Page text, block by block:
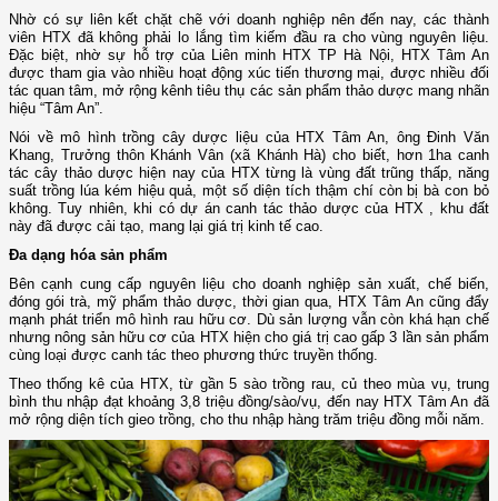
Nhờ có sự liên kết chặt chẽ với doanh nghiệp nên đến nay, các thành
viên HTX đã không phải lo lắng tìm kiếm đầu ra cho vùng nguyên liệu.
Đặc biệt, nhờ sự hỗ trợ của Liên minh HTX TP Hà Nội, HTX Tâm An
được tham gia vào nhiều hoạt động xúc tiến thương mại, được nhiều đối
tác quan tâm, mở rộng kênh tiêu thụ các sản phẩm thảo dược mang nhãn
hiệu “Tâm An”.
Nói về mô hình trồng cây dược liệu của HTX Tâm An, ông Đinh Văn
Khang, Trưởng thôn Khánh Vân (xã Khánh Hà) cho biết, hơn 1ha canh
tác cây thảo dược hiện nay của HTX từng là vùng đất trũng thấp, năng
suất trồng lúa kém hiệu quả, một số diện tích thậm chí còn bị bà con bỏ
không. Tuy nhiên, khi có dự án canh tác thảo dược của HTX , khu đất
này đã được cải tạo, mang lại giá trị kinh tế cao.
Đa dạng hóa sản phẩm
Bên cạnh cung cấp nguyên liệu cho doanh nghiệp sản xuất, chế biến,
đóng gói trà, mỹ phẩm thảo dược, thời gian qua, HTX Tâm An cũng đẩy
mạnh phát triển mô hình rau hữu cơ. Dù sản lượng vẫn còn khá hạn chế
nhưng nông sản hữu cơ của HTX hiện cho giá trị cao gấp 3 lần sản phẩm
cùng loại được canh tác theo phương thức truyền thống.
Theo thống kê của HTX, từ gần 5 sào trồng rau, củ theo mùa vụ, trung
bình thu nhập đạt khoảng 3,8 triệu đồng/sào/vụ, đến nay HTX Tâm An đã
mở rộng diện tích gieo trồng, cho thu nhập hàng trăm triệu đồng mỗi năm.